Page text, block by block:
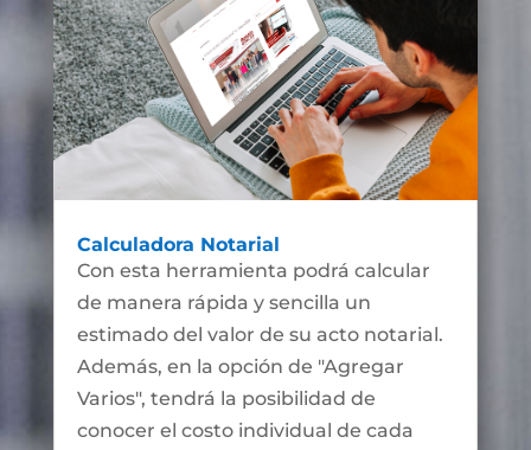
Calculadora Notarial
Con esta herramienta podrá calcular
de manera rápida y sencilla un
estimado del valor de su acto notarial.
Además, en la opción de "Agregar
Varios", tendrá la posibilidad de
conocer el costo individual de cada